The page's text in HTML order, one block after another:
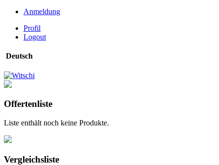
Anmeldung
Profil
Logout
Deutsch
Offertenliste
Liste enthält noch keine Produkte.
Vergleichsliste